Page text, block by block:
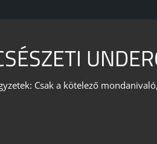
Csak a kötelező